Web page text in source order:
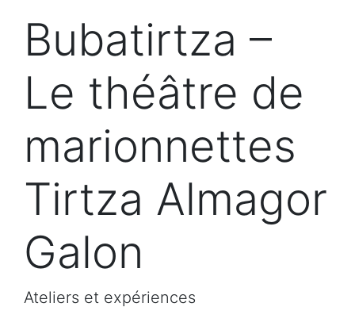
Bubatirtza –
Le théâtre de
marionnettes
Tirtza Almagor
Galon
Ateliers et expériences